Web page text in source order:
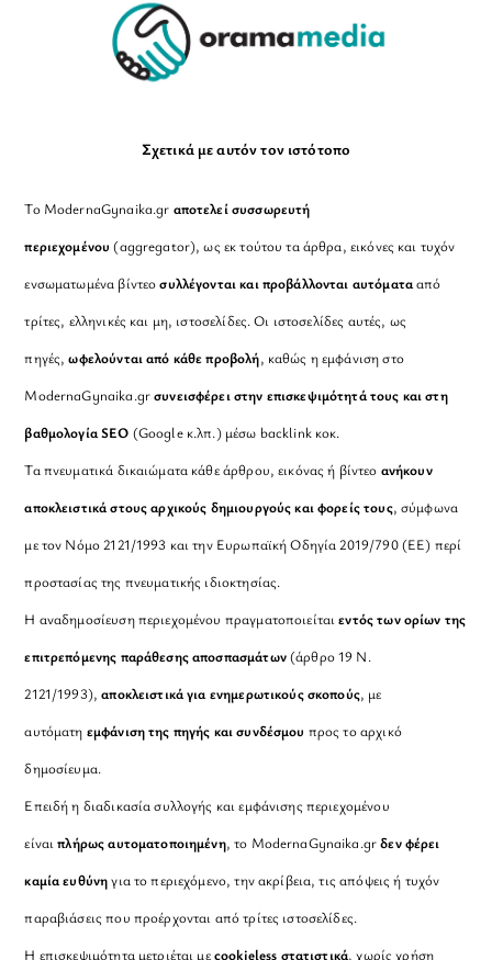
Σχετικά με αυτόν τον ιστότοπο
Το ModernaGynaika.gr αποτελεί συσσωρευτή
περιεχομένου (aggregator), ως εκ τούτου τα άρθρα, εικόνες και τυχόν
ενσωματωμένα βίντεοσυλλέγονται και προβάλλονται αυτόματααπό
τρίτες, ελληνικές και μη, ιστοσελίδες. Οι ιστοσελίδες αυτές, ως
πηγές,ωφελούνται από κάθε προβολή, καθώς η εμφάνιση στο
ModernaGynaika.grσυνεισφέρει στην επισκεψιμότητά τους και στη
βαθμολογία SEO (Google κ.λπ.) μέσω backlink κοκ.
Τα πνευματικά δικαιώματα κάθε άρθρου, εικόνας ή βίντεο ανήκουν
αποκλειστικά στους αρχικούς δημιουργούς και φορείς τους, σύμφωνα
με τον Νόμο 2121/1993 και την Ευρωπαϊκή Οδηγία 2019/790 (ΕΕ) περί
προστασίας της πνευματικής ιδιοκτησίας.
Η αναδημοσίευση περιεχομένου πραγματοποιείταιεντός των ορίων της
επιτρεπόμενης παράθεσης αποσπασμάτων(άρθρο 19 Ν.
2121/1993), αποκλειστικά για ενημερωτικούς σκοπούς, με
αυτόματη εμφάνιση της πηγής και συνδέσμου προς το αρχικό
δημοσίευμα.
Επειδή η διαδικασία συλλογής και εμφάνισης περιεχομένου
είναιπλήρως αυτοματοποιημένη, το ModernaGynaika.grδεν φέρει
καμία ευθύνηγια το περιεχόμενο, την ακρίβεια, τις απόψεις ή τυχόν
παραβιάσεις που προέρχονται από τρίτες ιστοσελίδες.
Η επισκεψιμότητα μετριέται μεcookieless στατιστικά, χωρίς χρήση